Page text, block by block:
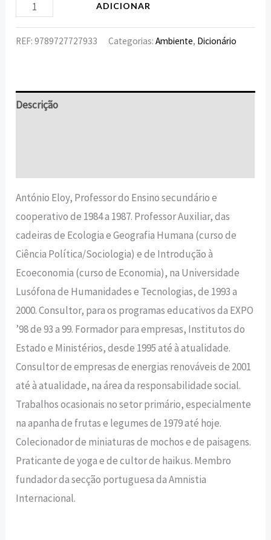
ADICIONAR
REF:9789727727933 Categorias:Ambiente, Dicionário
Descrição
António Eloy, Professor do Ensino secundário e
cooperativo de 1984 a 1987. Professor Auxiliar, das
cadeiras de Ecologia e Geografia Humana (curso de
Ciência Política/Sociologia) e de Introdução à
Ecoeconomia (curso de Economia), na Universidade
Lusófona de Humanidades e Tecnologias, de 1993 a
2000. Consultor, para os programas educativos da EXPO
’98 de 93 a 99. Formador para empresas, Institutos do
Estado e Ministérios, desde 1995 até à atualidade.
Consultor de empresas de energias renováveis de 2001
até à atualidade, na área da responsabilidade social.
Trabalhos ocasionais no setor primário, especialmente
na apanha de frutas e legumes de 1979 até hoje.
Colecionador de miniaturas de mochos e de paisagens.
Praticante de yoga e de cultor de haikus. Membro
fundador da secção portuguesa da Amnistia
Internacional.